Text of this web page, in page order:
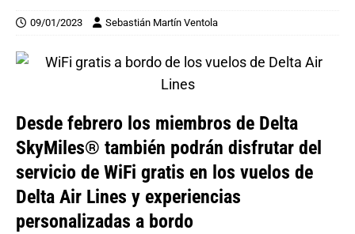
09/01/2023 Sebastián Martín Ventola
Desde febrero los miembros de Delta
SkyMiles® también podrán disfrutar del
servicio de WiFi gratis en los vuelos de
Delta Air Lines y experiencias
personalizadas a bordo